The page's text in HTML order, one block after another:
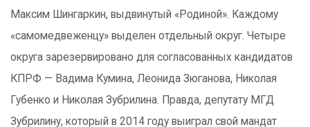
Максим Шингаркин, выдвинутый «Родиной». Каждому
«самомедвеженцу» выделен отдельный округ. Четыре
округа зарезервировано для согласованных кандидатов
КПРФ — Вадима Кумина, Леонида Зюганова, Николая
Губенко и Николая Зубрилина. Правда, депутату МГД
Зубрилину, который в 2014 году выиграл свой мандат